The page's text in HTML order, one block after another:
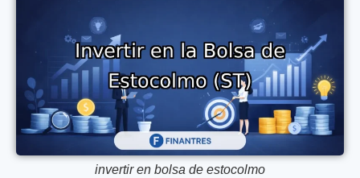
invertir en bolsa de estocolmo